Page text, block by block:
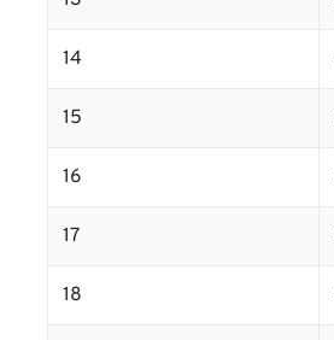
14
15
16
17
18